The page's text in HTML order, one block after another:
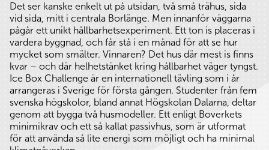
Det ser kanske enkelt ut på utsidan, två små trähus, sida
vid sida, mitt i centrala Borlänge. Men innanför väggarna
pågår ett unikt hållbarhetsexperiment. Ett ton is placeras i
vardera byggnad, och får stå i en månad för att se hur
mycket som smälter. Vinnaren? Det hus där mest is finns
kvar – och där helhetstänket kring hållbarhet väger tyngst.
Ice Box Challenge är en internationell tävling som i år
arrangeras i Sverige för första gången. Studenter från fem
svenska högskolor, bland annat Högskolan Dalarna, deltar
genom att bygga två husmodeller. Ett enligt Boverkets
minimikrav och ett så kallat passivhus, som är utformat
för att använda så lite energi som möjligt och ha minimal